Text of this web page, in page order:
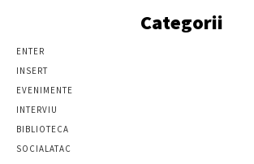
Categorii
ENTER
INSERT
EVENIMENTE
INTERVIU
BIBLIOTECA
SOCIALATAC